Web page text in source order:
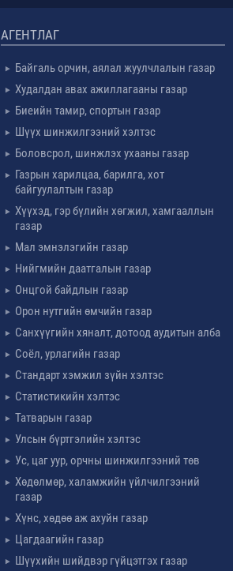
АГЕНТЛАГ
Байгаль орчин, аялал жуулчлалын газар
Худалдан авах ажиллагааны газар
Биеийн тамир, спортын газар
Шүүх шинжилгээний хэлтэс
Боловсрол, шинжлэх ухааны газар
Газрын харилцаа, барилга, хот
байгуулалтын газар
Хүүхэд, гэр бүлийн хөгжил, хамгааллын
газар
Мал эмнэлэгийн газар
Нийгмийн даатгалын газар
Онцгой байдлын газар
Орон нутгийн өмчийн газар
Санхүүгийн хяналт, дотоод аудитын алба
Соёл, урлагийн газар
Стандарт хэмжил зүйн хэлтэс
Статистикийн хэлтэс
Татварын газар
Улсын бүртгэлийн хэлтэс
Ус, цаг уур, орчны шинжилгээний төв
Хөдөлмөр, халамжийн үйлчилгээний
газар
Хүнс, хөдөө аж ахуйн газар
Цагдаагийн газар
Шүүхийн шийдвэр гүйцэтгэх газар